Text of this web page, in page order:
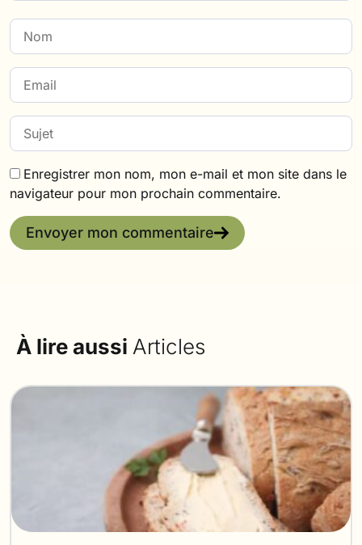
Enregistrer mon nom, mon e-mail et mon site dans le
navigateur pour mon prochain commentaire.
Envoyer mon commentaire
À lire aussi Articles